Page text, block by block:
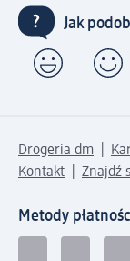
Jak
Drogeria dm
Kontakt
Znajdź
Metody